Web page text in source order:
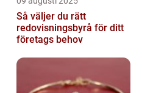
Så väljer du rätt
redovisningsbyrå för ditt
företags behov